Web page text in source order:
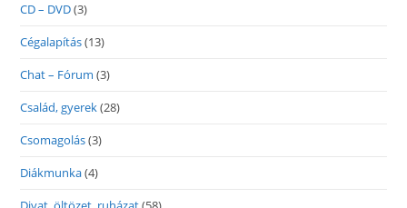
CD – DVD(3)
Cégalapítás(13)
Chat – Fórum (3)
Család, gyerek(28)
Csomagolás(3)
Diákmunka(4)